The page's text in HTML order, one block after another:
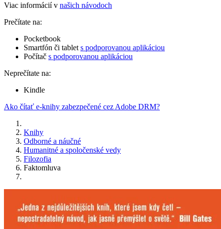
Viac informácií v našich návodoch
Prečítate na:
Pocketbook
Smartfón či tablet s podporovanou aplikáciou
Počítač s podporovanou aplikáciou
Neprečítate na:
Kindle
Ako čítať e-knihy zabezpečené cez Adobe DRM?
Knihy
Odborné a náučné
Humanitné a spoločenské vedy
Filozofia
Faktomluva